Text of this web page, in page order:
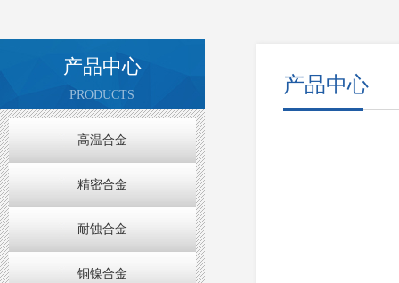
产品中心
PRODUCTS
高温合金
精密合金
耐蚀合金
铜镍合金
产品中心